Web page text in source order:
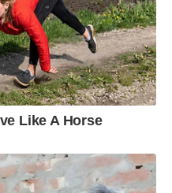
Like A Horse